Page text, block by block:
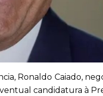
Ronaldo Caiado,
candidatura à